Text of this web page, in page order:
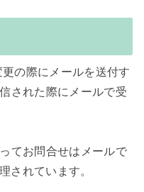
の際にメールを送付す
された際にメールで受
てお問合せはメールで
されています。